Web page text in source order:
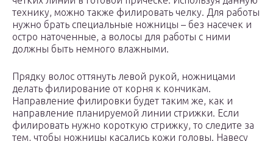
технику, можно также филировать челку. Для работы
нужно брать специальные ножницы – без насечек и
остро наточенные, а волосы для работы с ними
должны быть немного влажными.
Прядку волос оттянуть левой рукой, ножницами
делать филирование от корня к кончикам.
Направление филировки будет таким же, как и
направление планируемой линии стрижки. Если
филировать нужно короткую стрижку, то следите за
тем, чтобы ножницы касались кожи головы. Навесу